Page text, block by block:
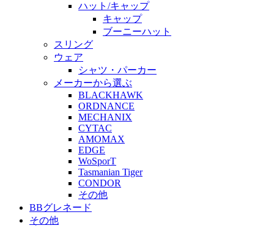
ハット/キャップ
キャップ
ブーニーハット
スリング
ウェア
シャツ・パーカー
メーカーから選ぶ
BLACKHAWK
ORDNANCE
MECHANIX
CYTAC
AMOMAX
EDGE
WoSporT
Tasmanian Tiger
CONDOR
その他
BBグレネード
その他